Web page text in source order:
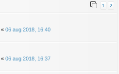
1 2
« 06 aug 2018, 16:40
« 06 aug 2018, 16:37